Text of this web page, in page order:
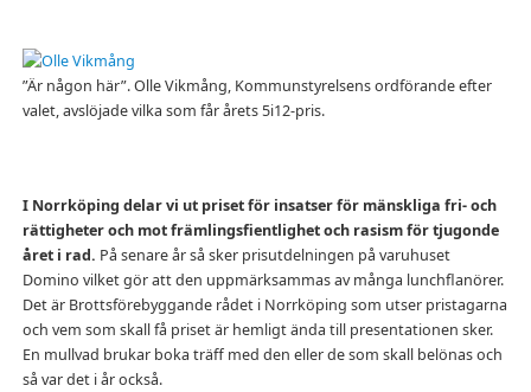
”Är någon här”. Olle Vikmång, Kommunstyrelsens ordförande efter
valet, avslöjade vilka som får årets 5i12-pris.
I Norrköping delar vi ut priset för insatser för mänskliga fri- och
rättigheter och mot främlingsfientlighet och rasism för tjugonde
året i rad. På senare år så sker prisutdelningen på varuhuset
Domino vilket gör att den uppmärksammas av många lunchflanörer.
Det är Brottsförebyggande rådet i Norrköping som utser pristagarna
och vem som skall få priset är hemligt ända till presentationen sker.
En mullvad brukar boka träff med den eller de som skall belönas och
så var det i år också.